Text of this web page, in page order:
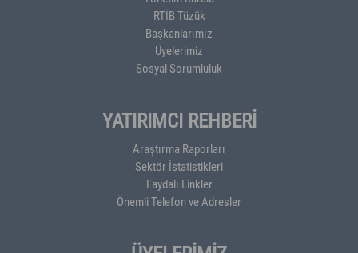
RTİB Tüzük
Başkanlarımız
Üyelerimiz
Sosyal Sorumluluk
YATIRIMCI REHBERİ
Araştırma Raporları
Sektör İstatistikleri
Faydalı Linkler
Önemli Telefon ve Adresler